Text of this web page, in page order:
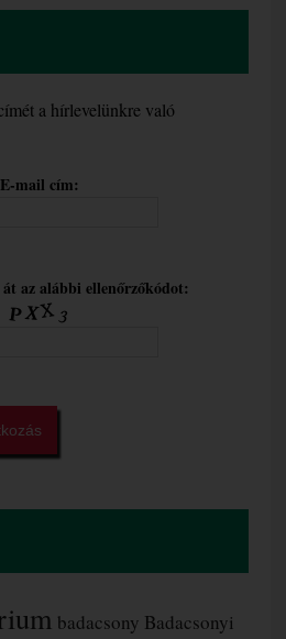
a hírlevelünkre való
E-mail cím:
az alábbi ellenőrzőkódot:
badacsony Badacsonyi